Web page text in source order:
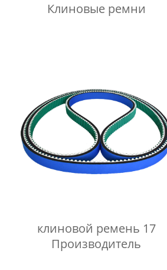
Клиновые ремни
клиновой ремень 17
Производитель